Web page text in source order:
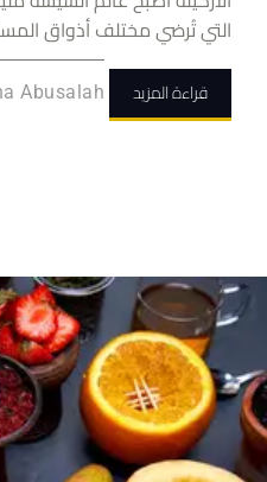
التي تُرضي مختلف أذواق
قراءة المزيد Dina Abusalah